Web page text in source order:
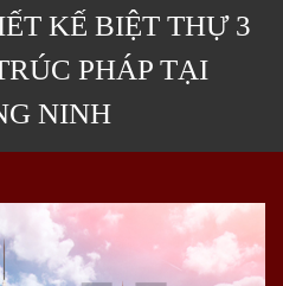
KẾ BIỆT THỰ 3
PHÁP TẠI
NINH